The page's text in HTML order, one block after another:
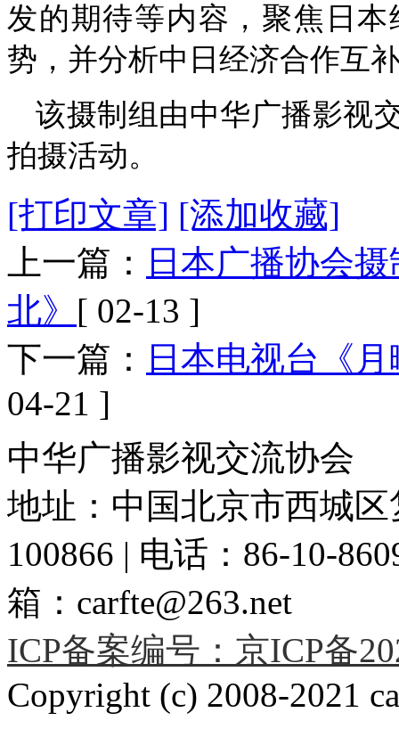
发的期待等内容，聚焦日
势，并分析中日经济合作互
该摄制组由中华广播影视
拍摄活动。
[打印文章] [添加收藏]
上一篇：
日本广播协会
北》 [ 02-13 ]
下一篇：
日本电视台《
04-21 ]
中华广播影视交流协会
地址：中国北京市西城
100866 | 电话：86-10-
箱：carfte@263.net
ICP备案编号：京ICP备
Copyright (c) 2008-2021